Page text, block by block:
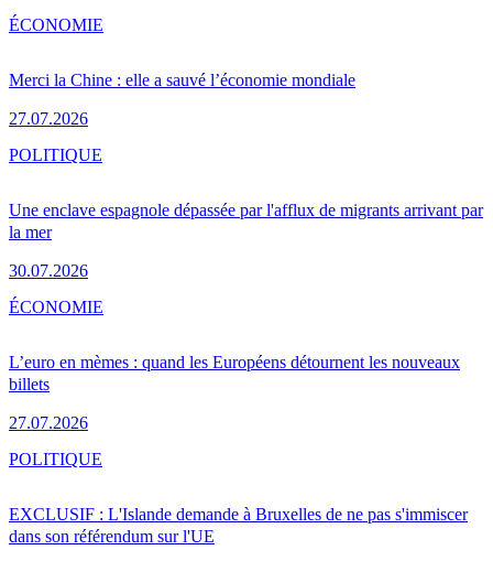
Merci la Chine : elle a sauvé l’économie mondiale
27.07.2026
ÉCONOMIE
Une enclave espagnole dépassée par l'afflux de migrants arrivant par
la mer
30.07.2026
POLITIQUE
L’euro en mèmes : quand les Européens détournent les nouveaux
billets
27.07.2026
ÉCONOMIE
EXCLUSIF : L'Islande demande à Bruxelles de ne pas s'immiscer
dans son référendum sur l'UE
POLITIQUE